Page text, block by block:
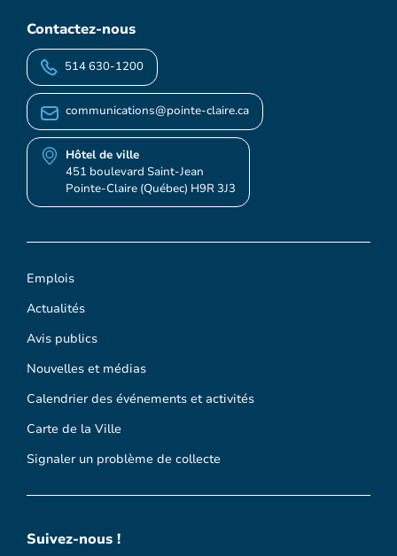
Emplois
Actualités
Avis publics
Nouvelles et médias
Calendrier des événements et activités
Carte de la Ville
Signaler un problème de collecte
Contactez-nous
514 630-1200
communications@pointe-claire.ca
Hôtel de ville
451 boulevard Saint-Jean
Pointe-Claire (Québec) H9R 3J3
Suivez-nous !